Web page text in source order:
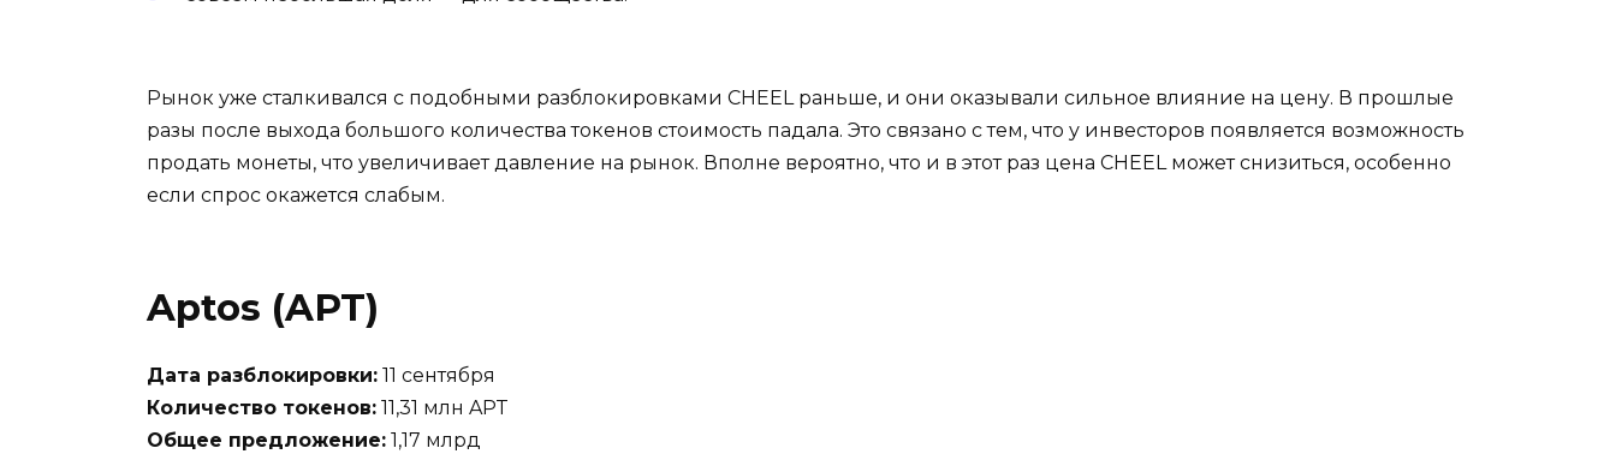
Рынок уже сталкивался с подобными разблокировками CHEEL раньше, и они оказывали сильное влияние на цену. В прошлые
разы после выхода большого количества токенов стоимость падала. Это связано с тем, что у инвесторов появляется возможность
продать монеты, что увеличивает давление на рынок. Вполне вероятно, что и в этот раз цена CHEEL может снизиться, особенно
если спрос окажется слабым.
Aptos (APT)
Дата разблокировки: 11 сентября
Количество токенов: 11,31 млн APT
Общее предложение: 1,17 млрд